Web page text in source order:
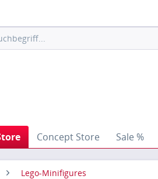
Concept Store Sale %
Lego-Minifigures